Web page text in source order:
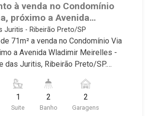
à venda no Condomínio
próximo a Avenida
- Ribeirão Preto/SP.
Juritis - Ribeirão Preto/SP
71m² a venda no Condomínio Via
a Avenida Wladimir Meirelles -
das Juritis, Ribeirão Preto/SP.
selecionou para você: -
útil - 2 dormitórios com armários,
ar-condicionado - Banheiro
1
Suite
2
Banho
2
Garagens